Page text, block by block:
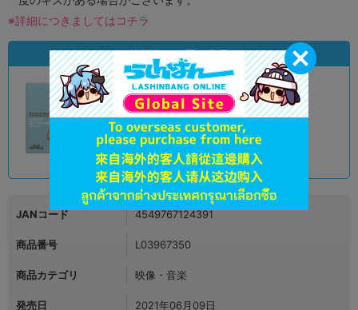
※詳細につきましてはコチラ
状態違いの同一商品
状態 : A
モラージュ菖蒲店
在庫あり 3,890円 税込
JANコード 4549767124391
商品番号 L03967350
商品カテゴリ 映像・音楽
発売日 2021年06月09日